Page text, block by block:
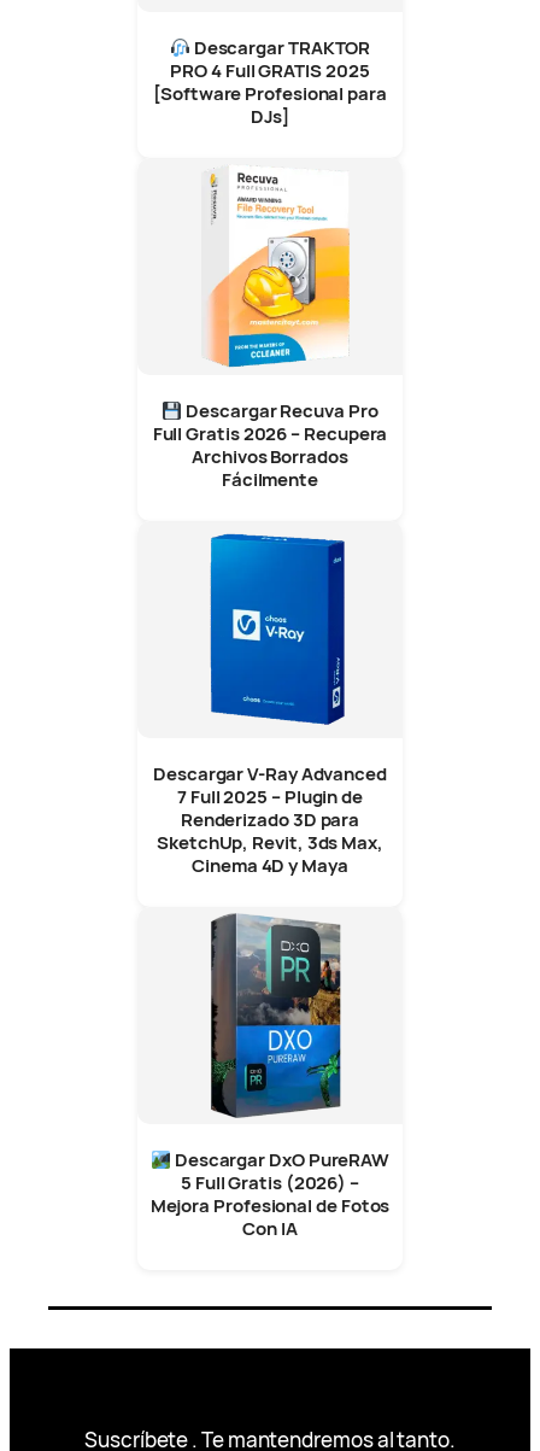
Descargar TRAKTOR
PRO 4 Full GRATIS 2025
[Software Profesional para
DJs]
Descargar Recuva Pro
Full Gratis 2026 – Recupera
Archivos Borrados
Fácilmente
Descargar V-Ray Advanced
7 Full 2025 – Plugin de
Renderizado 3D para
SketchUp, Revit, 3ds Max,
Cinema 4D y Maya
Descargar DxO PureRAW
5 Full Gratis (2026) –
Mejora Profesional de Fotos
Con IA
Suscríbete . Te mantendremos al tanto.